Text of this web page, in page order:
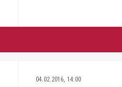
04.02.2016, 14:00